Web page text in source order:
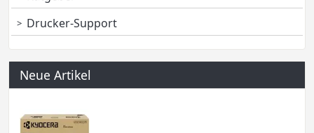
Drucker-Support
Neue Artikel